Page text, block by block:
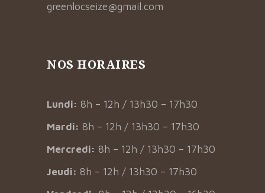
greenlocseize@gmail.com
NOS HORAIRES
Lundi: 8h – 12h / 13h30 – 17h30
Mardi: 8h – 12h / 13h30 – 17h30
Mercredi: 8h – 12h / 13h30 – 17h30
Jeudi: 8h – 12h / 13h30 – 17h30